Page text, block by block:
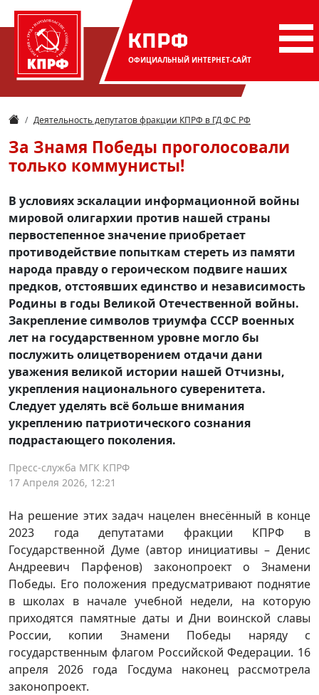
КПРФ
ОФИЦИАЛЬНЫЙ ИНТЕРНЕТ-САЙТ
Деятельность депутатов фракции КПРФ в ГД ФС РФ
За Знамя Победы проголосовали
только коммунисты!
В условиях эскалации информационной войны
мировой олигархии против нашей страны
первостепенное значение приобретает
противодействие попыткам стереть из памяти
народа правду о героическом подвиге наших
предков, отстоявших единство и независимость
Родины в годы Великой Отечественной войны.
Закрепление символов триумфа СССР военных
лет на государственном уровне могло бы
послужить олицетворением отдачи дани
уважения великой истории нашей Отчизны,
укрепления национального суверенитета.
Следует уделять всё больше внимания
укреплению патриотического сознания
подрастающего поколения.
Пресс-служба МГК КПРФ
17 Апреля 2026, 12:21
На решение этих задач нацелен внесённый в конце
2023 года депутатами фракции КПРФ в
Государственной Думе (автор инициативы – Денис
Андреевич Парфенов) законопроект о Знамени
Победы. Его положения предусматривают поднятие
в школах в начале учебной недели, на которую
приходятся памятные даты и Дни воинской славы
России, копии Знамени Победы наряду с
государственным флагом Российской Федерации. 16
апреля 2026 года Госдума наконец рассмотрела
законопроект.